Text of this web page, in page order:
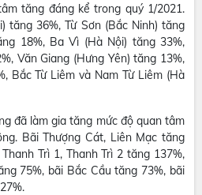
tăng đáng kể trong quý 1/2021.
tăng 36%, Từ Sơn (Bắc Ninh) tăng
18%, Ba Vì (Hà Nội) tăng 33%,
Văn Giang (Hưng Yên) tăng 13%,
Bắc Từ Liêm và Nam Từ Liêm (Hà
đã làm gia tăng mức độ quan tâm
Bãi Thượng Cát, Liên Mạc tăng
Trì 1, Thanh Trì 2 tăng 137%,
75%, bãi Bắc Cầu tăng 73%, bãi